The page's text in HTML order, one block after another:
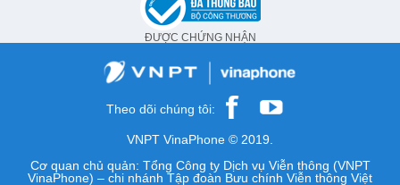
ĐƯỢC CHỨNG NHẬN
Theo dõi chúng tôi:
VNPT VinaPhone © 2019.
Cơ quan chủ quản: Tổng Công ty Dịch vụ Viễn thông (VNPT
VinaPhone) – chi nhánh Tập đoàn Bưu chính Viễn thông Việt